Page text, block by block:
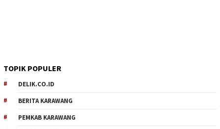
TOPIK POPULER
DELIK.CO.ID
BERITA KARAWANG
PEMKAB KARAWANG